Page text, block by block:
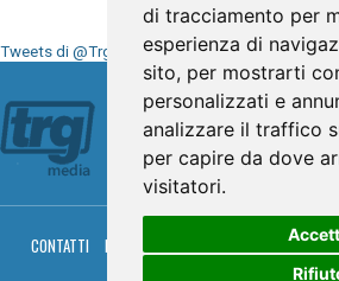
di tracciamento per
esperienza di
sito, per mostrarti
personalizzati e
analizzare il traffico
per capire da dove
visitatori.
Tweets di @TrgMedia
Seguici su
CONTATTI PRIVACY PALINSESTO
RGM HITRADIO